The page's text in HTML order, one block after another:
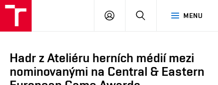
MENU
PŘIHLÁSIT
Hadr z Ateliéru herních médií mezi
nominovanými na Central & Eastern